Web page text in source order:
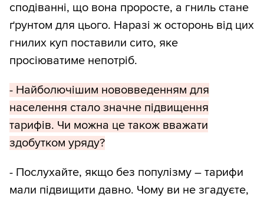
сподіванні, що вона проросте, а гниль стане
ґрунтом для цього. Наразі ж осторонь від цих
гнилих куп поставили сито, яке
просіюватиме непотріб.
- Найболючішим нововведенням для
населення стало значне підвищення
тарифів. Чи можна це також вважати
здобутком уряду?
- Послухайте, якщо без популізму – тарифи
мали підвищити давно. Чому ви не згадуєте,